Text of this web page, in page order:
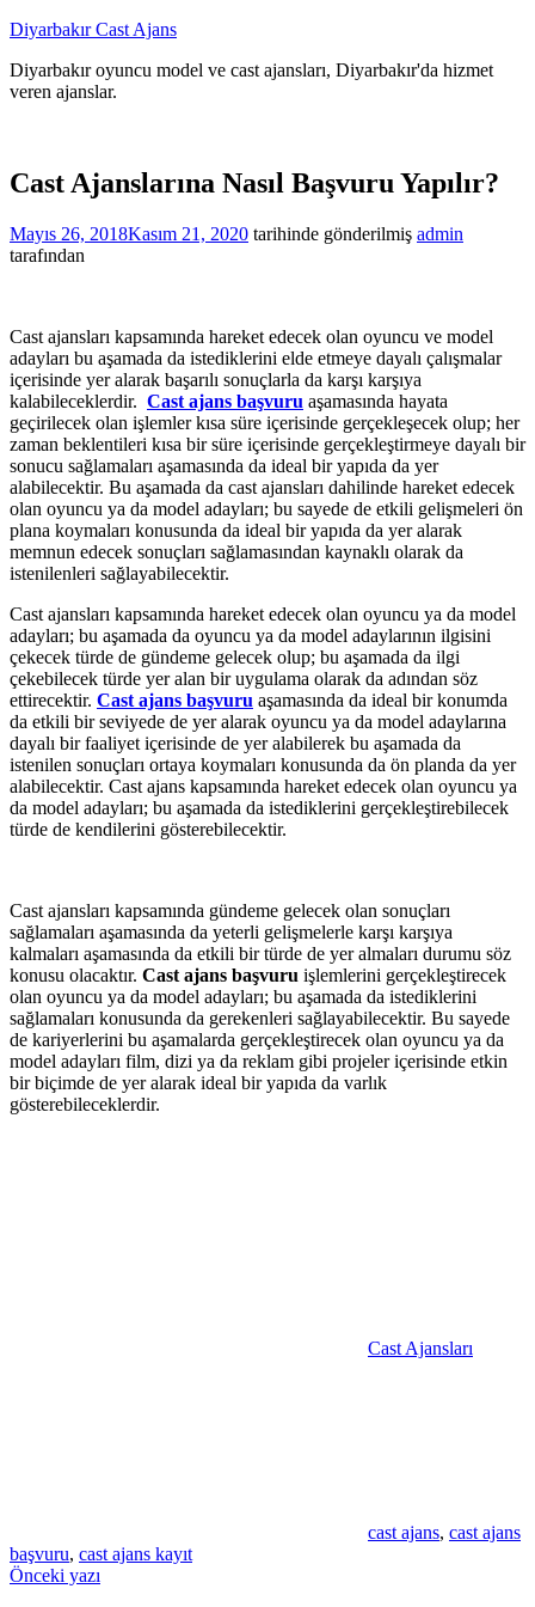
İçeriğe
Diyarbakır Cast Ajans
Diyarbakır oyuncu model ve cast ajansları, Diyarbakır'da hizmet
veren ajanslar.
Cast Ajanslarına Nasıl Başvuru Yapılır?
Mayıs 26, 2018Kasım 21, 2020 tarihinde gönderilmiş admin
tarafından
Cast ajansları kapsamında hareket edecek olan oyuncu ve model
adayları bu aşamada da istediklerini elde etmeye dayalı çalışmalar
içerisinde yer alarak başarılı sonuçlarla da karşı karşıya
kalabileceklerdir. Cast ajans başvuru aşamasında hayata
geçirilecek olan işlemler kısa süre içerisinde gerçekleşecek olup; her
zaman beklentileri kısa bir süre içerisinde gerçekleştirmeye dayalı bir
sonucu sağlamaları aşamasında da ideal bir yapıda da yer
alabilecektir. Bu aşamada da cast ajansları dahilinde hareket edecek
olan oyuncu ya da model adayları; bu sayede de etkili gelişmeleri ön
plana koymaları konusunda da ideal bir yapıda da yer alarak
memnun edecek sonuçları sağlamasından kaynaklı olarak da
istenilenleri sağlayabilecektir.
Cast ajansları kapsamında hareket edecek olan oyuncu ya da model
adayları; bu aşamada da oyuncu ya da model adaylarının ilgisini
çekecek türde de gündeme gelecek olup; bu aşamada da ilgi
çekebilecek türde yer alan bir uygulama olarak da adından söz
ettirecektir. Cast ajans başvuru aşamasında da ideal bir konumda
da etkili bir seviyede de yer alarak oyuncu ya da model adaylarına
dayalı bir faaliyet içerisinde de yer alabilerek bu aşamada da
istenilen sonuçları ortaya koymaları konusunda da ön planda da yer
alabilecektir. Cast ajans kapsamında hareket edecek olan oyuncu ya
da model adayları; bu aşamada da istediklerini gerçekleştirebilecek
türde de kendilerini gösterebilecektir.
Cast ajansları kapsamında gündeme gelecek olan sonuçları
sağlamaları aşamasında da yeterli gelişmelerle karşı karşıya
kalmaları aşamasında da etkili bir türde de yer almaları durumu söz
konusu olacaktır. Cast ajans başvuru işlemlerini gerçekleştirecek
olan oyuncu ya da model adayları; bu aşamada da istediklerini
sağlamaları konusunda da gerekenleri sağlayabilecektir. Bu sayede
de kariyerlerini bu aşamalarda gerçekleştirecek olan oyuncu ya da
model adayları film, dizi ya da reklam gibi projeler içerisinde etkin
bir biçimde de yer alarak ideal bir yapıda da varlık
gösterebileceklerdir.
Cast Ajansları
cast ajans, cast ajans
başvuru, cast ajans kayıt
Yazı
Önceki yazı